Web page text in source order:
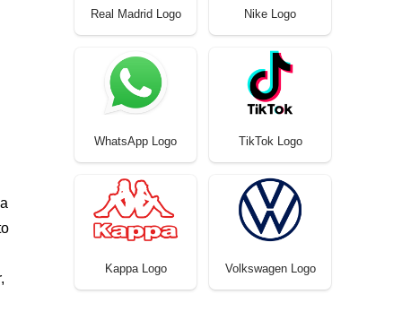
Real Madrid Logo Nike Logo
WhatsApp Logo TikTok Logo
Kappa Logo Volkswagen Logo